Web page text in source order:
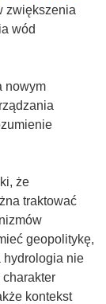
o
w
r
z
s
zwiększenia
wód
nowym
że
traktować
geopolitykę,
hydrologia nie
kontekst